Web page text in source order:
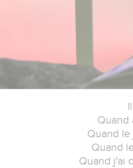
Quand
Quand
Quand
Quand j'ai